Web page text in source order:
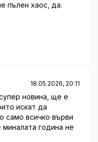
пълен хаос, да.
18.05.2026, 20:11
новина, ще е
искат да
само всичко върви
година не